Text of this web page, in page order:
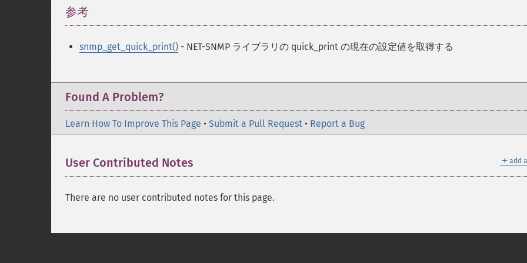
参考
snmp_get_quick_print() - NET-SNMP ライブラリの quick_print の現在の設定値を取得する
Found A Problem?
Learn How To Improve This Page • Submit a Pull Request • Report a Bug
＋ add
User Contributed Notes
There are no user contributed notes for this page.